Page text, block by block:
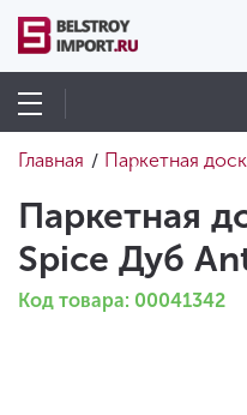
Главная / Паркетная
Паркетная
Spice Дуб
Код товара: 00041342